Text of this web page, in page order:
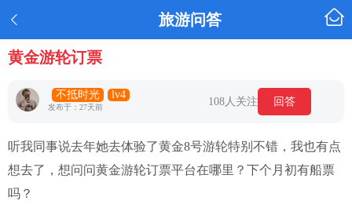
 旅游问答 
黄金游轮订票
不抵时光 lv4
发布于：27天前 108人关注 回答
听我同事说去年她去体验了黄金8号游轮特别不错，我也有点
想去了，想问问黄金游轮订票平台在哪里？下个月初有船票
吗？